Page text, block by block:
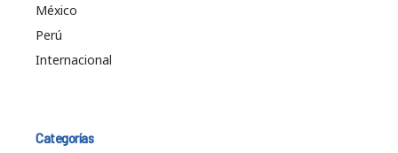
México
Perú
Internacional
Categorías